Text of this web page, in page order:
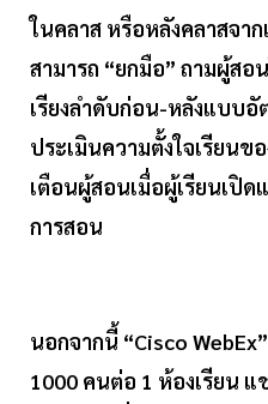
ในคลาส หรือหลังคลาสจา
สามารถ “ยกมือ” ถามผู้สอ
เรียงลำดับก่อน-หลังแบบอั
ประเมินความตั้งใจเรียนข
เตือนผู้สอนเมื่อผู้เรียนเปิด
การสอน
นอกจากนี้ “Cisco
1000 คนต่อ 1 ห้องเรียน แ